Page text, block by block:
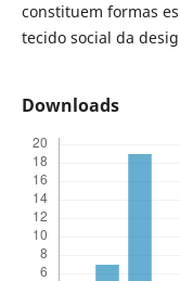
constituem formas
tecido social da
Downloads